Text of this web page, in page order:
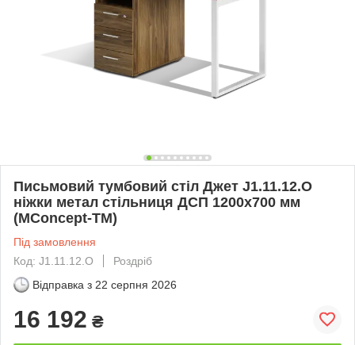
Письмовий тумбовий стіл Джет J1.11.12.O
ніжки метал стільниця ДСП 1200х700 мм
(MConcept-ТМ)
Під замовлення
Код: J1.11.12.O
Роздріб
Відправка з 22 серпня 2026
16 192 ₴